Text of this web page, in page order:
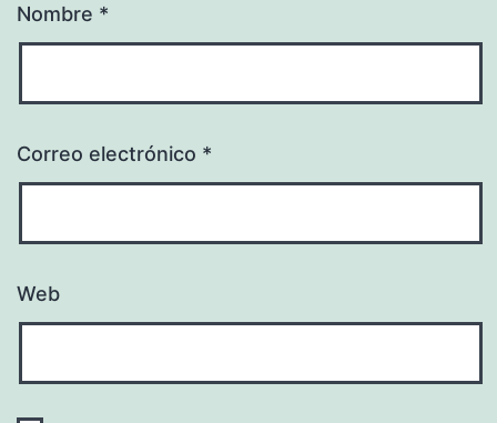
Nombre *
Correo electrónico *
Web